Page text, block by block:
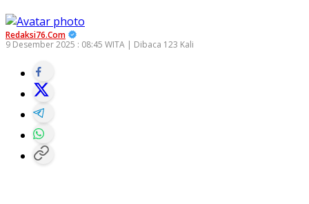
Redaksi76.com
9 Desember 2025 : 08:45 WITA | Dibaca 123 Kali